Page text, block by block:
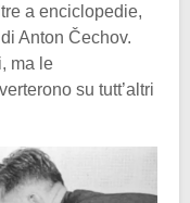
a enciclopedie,
Anton Čechov.
ma le
su tutt’altri